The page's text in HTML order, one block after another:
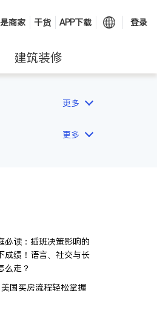
商家 干货 APP下载 登录
建筑装修
更多
更多
必读：插班决策影响的
成绩！语言、社交与长
么走？
国买房流程轻松掌握